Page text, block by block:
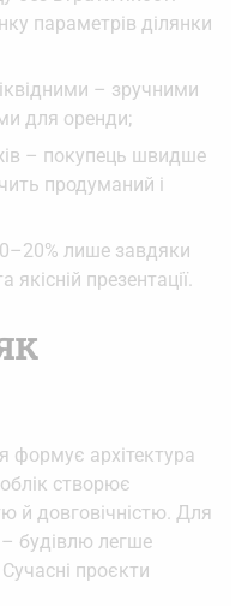
параметрів ділянки
– зручними
для оренди;
– покупець швидше
продуманий і
лише завдяки
якісній презентації.
архітектура
створює
й довговічністю. Для
будівлю легше
проєкти